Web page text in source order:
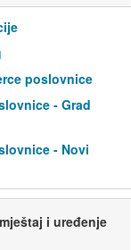
poslovnice
- Grad
- Novi
i uređenje